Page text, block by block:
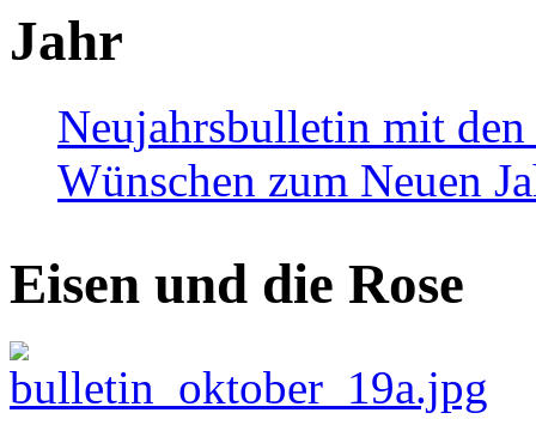
Jahr
Neujahrsbulletin mit den
Wünschen zum Neuen
Eisen und die Rose